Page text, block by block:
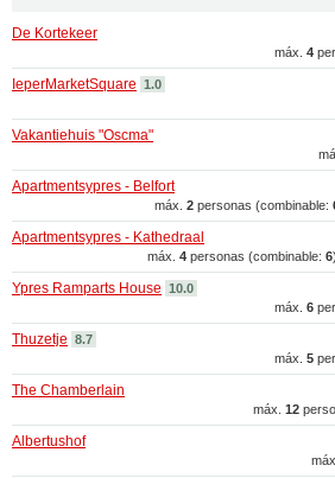
De Kortekeer
máx. 4
IeperMarketSquare 1.0
Vakantiehuis "Oscma"
Apartmentsypres - Belfort
máx. 2 personas (combinable:
Apartmentsypres - Kathedraal
máx. 4 personas (combinable: 6)
Ypres Ramparts House 10.0
máx. 6
Thuzetje 8.7
máx. 5
The Chamberlain
máx. 12
Albertushof
máx.